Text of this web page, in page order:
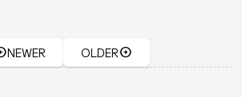
NEWER OLDER